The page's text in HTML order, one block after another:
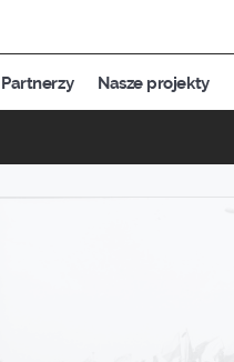
Partnerzy Nasze projekty